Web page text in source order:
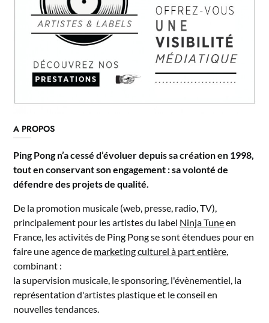
A PROPOS
Ping Pong n’a cessé d’évoluer depuis sa création en 1998,
tout en conservant son engagement : sa volonté de
défendre des projets de qualité.
De la promotion musicale (web, presse, radio, TV),
principalement pour les artistes du label Ninja Tuneen
France, les activités de Ping Pong se sont étendues pour en
faire une agence de marketing culturel à part entière
combinant :
la supervision musicale, le sponsoring, l'évènementiel, la
représentation d'artistes plastique et le conseil en
nouvelles tendances.